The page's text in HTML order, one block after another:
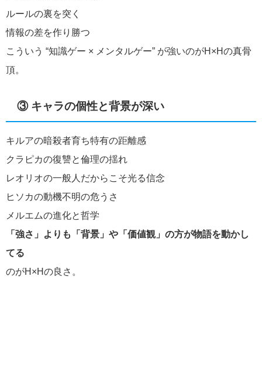
ルールの裏を突く
情報の差を作り勝つ
こういう “知識ゲー × メンタルゲー” が強いのがH×Hの真骨
頂。
③ キャラの個性と背景が深い
キルアの暗殺者育ち特有の距離感
クラピカの復讐と倫理の揺れ
レオリオの一般人だからこそ光る信念
ヒソカの動機不明の危うさ
メルエムの進化と哲学
「強さ」よりも「背景」や「価値観」の方が物語を動かし
てる
のがH×Hの良さ。